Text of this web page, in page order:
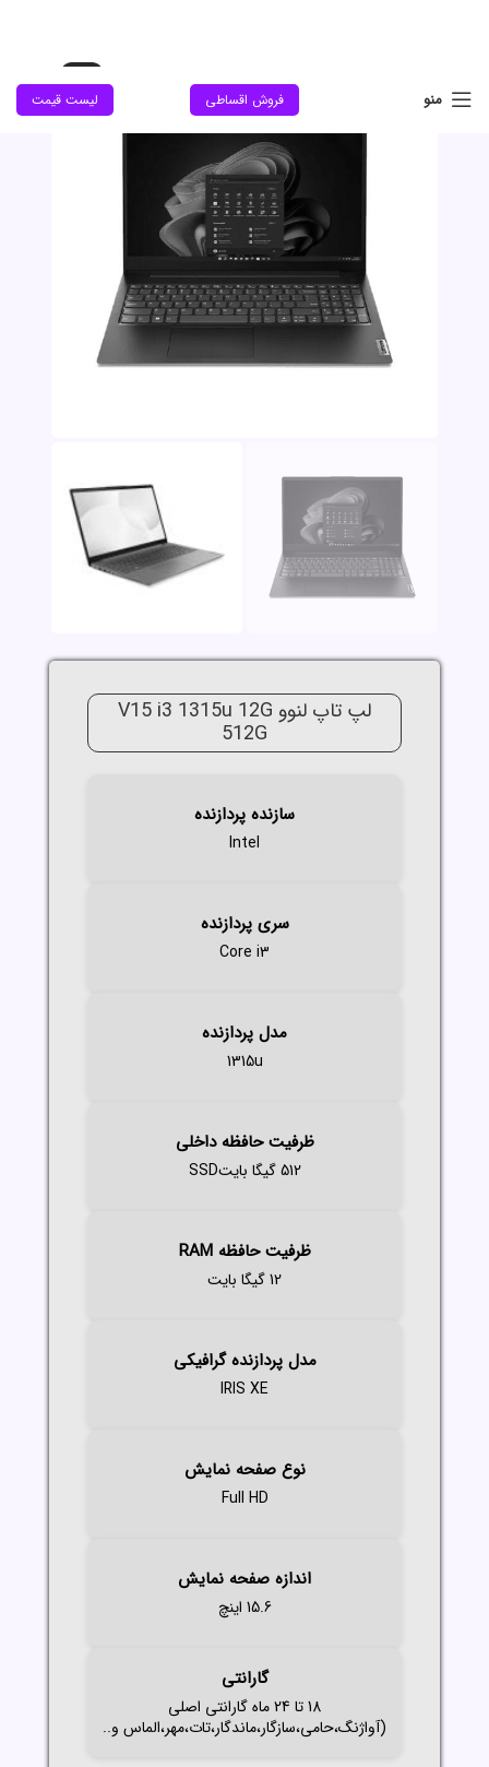
منو فروش اقساطی لیست قیمت
جدید
لپ تاپ لنوو V15 i3 1315u 12G
512G
سازنده پردازنده
Intel
سری پردازنده
Core i3
مدل پردازنده
1315u
ظرفیت حافظه داخلی
512 گیگا بایتSSD
ظرفیت حافظه RAM
12 گیگا بایت
مدل پردازنده گرافیکی
IRIS XE
نوع صفحه نمایش
Full HD
اندازه صفحه نمایش
15.6 اینچ
گارانتی
18 تا 24 ماه گارانتی اصلی
(آواژنگ،حامی،سازگار،ماندگار،تات،مهر،الماس و..